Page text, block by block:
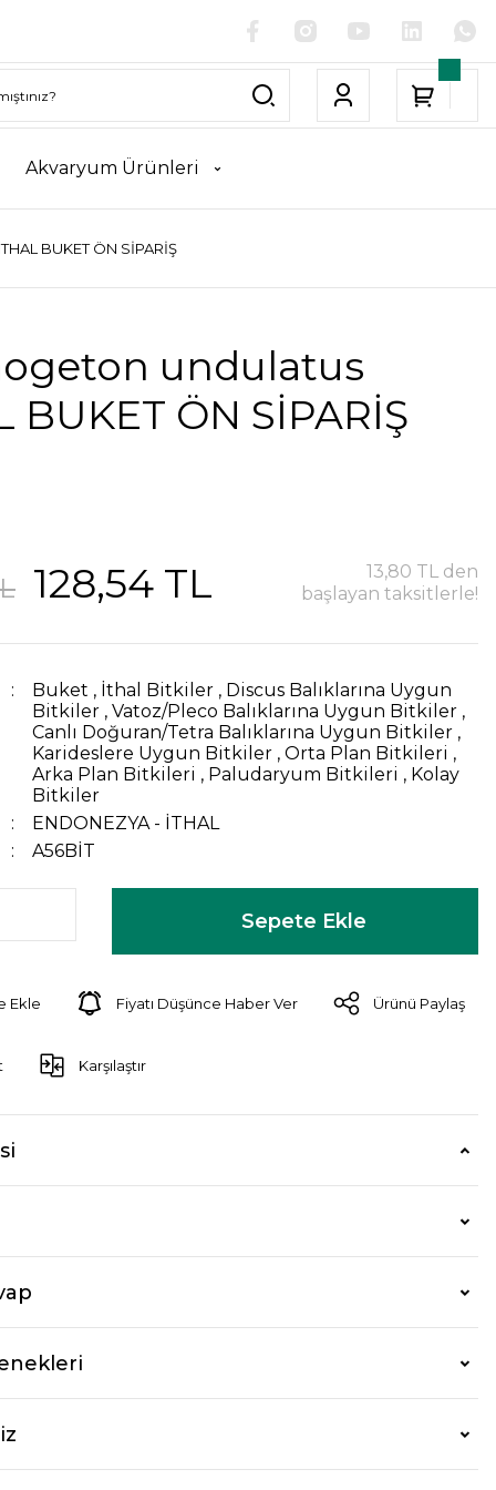
Akvaryum Ürünleri
BUKET ÖN SİPARİŞ
undulatus
BUKET ÖN SİPARİŞ
128,54 TL
13,80 TL den
başlayan taksitlerle!
Buket , İthal Bitkiler , Discus Balıklarına Uygun
Bitkiler , Vatoz/Pleco Balıklarına Uygun Bitkiler ,
Canlı Doğuran/Tetra Balıklarına Uygun Bitkiler ,
Karideslere Uygun Bitkiler , Orta Plan Bitkileri ,
Arka Plan Bitkileri , Paludaryum Bitkileri , Kolay
Bitkiler
ENDONEZYA - İTHAL
A56BİT
Sepete Ekle
Fiyatı Düşünce Haber Ver Ürünü Paylaş
Karşılaştır